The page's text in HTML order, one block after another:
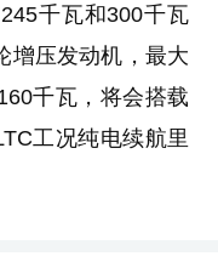
千瓦和300千瓦
增压发动机，最大
千瓦，将会搭载
工况纯电续航里